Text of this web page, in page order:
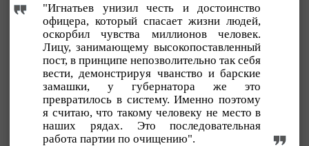
"Игнатьев унизил честь и достоинство
офицера, который спасает жизни людей,
оскорбил чувства миллионов человек.
Лицу, занимающему высокопоставленный
пост, в принципе непозволительно так себя
вести, демонстрируя чванство и барские
замашки, у губернатора же это
превратилось в систему. Именно поэтому
я считаю, что такому человеку не место в
наших рядах. Это последовательная
работа партии по очищению".